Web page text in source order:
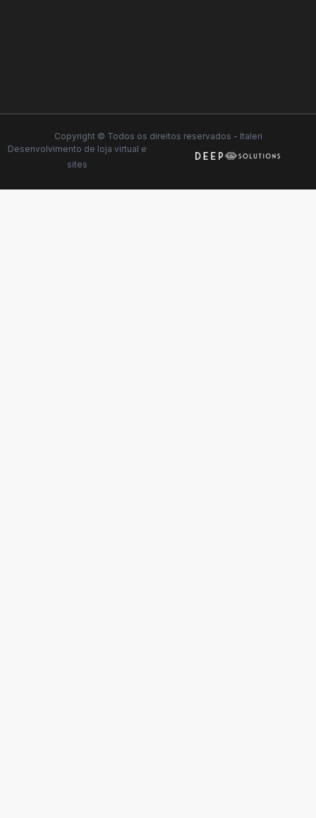
Copyright © Todos os direitos reservados - Italeri
Desenvolvimento de loja virtual e
sites